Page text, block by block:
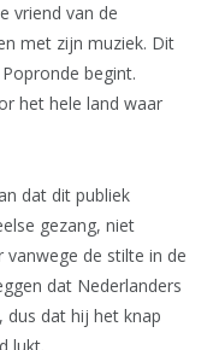
vriend van de
met zijn muziek. Dit
begint.
het hele land waar
dat dit publiek
gezang, niet
de stilte in de
dat Nederlanders
dat hij het knap